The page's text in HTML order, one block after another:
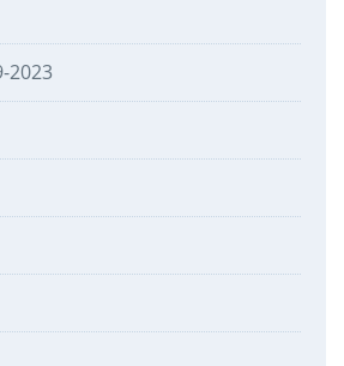
2023